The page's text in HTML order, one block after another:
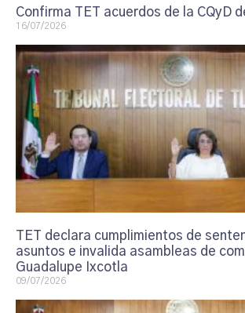
Confirma TET acuerdos de la CQyD
16/07/2026
TET declara cumplimientos de
asuntos e invalida asambleas de
Guadalupe Ixcotla
09/07/2026